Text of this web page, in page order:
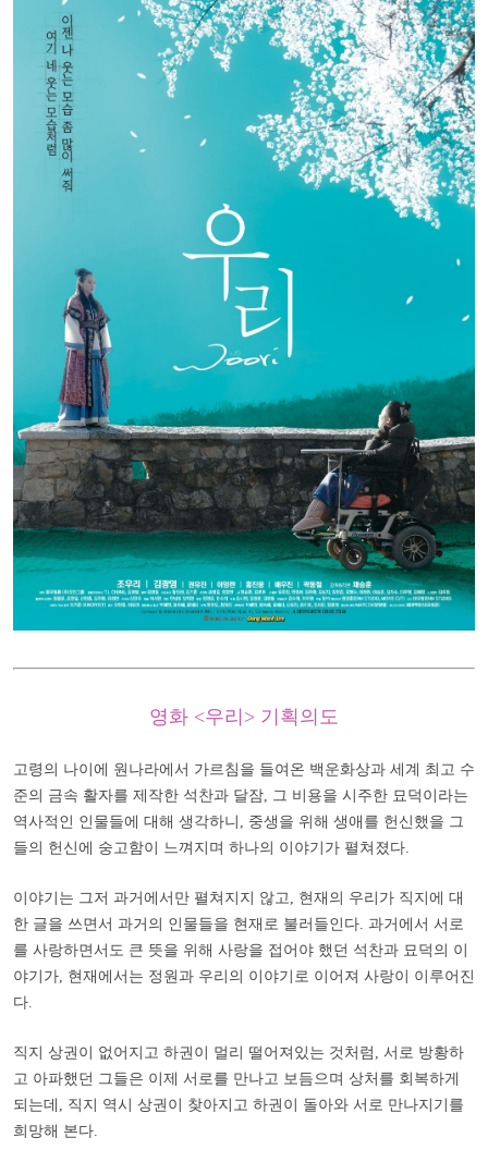
영화 <우리> 기획의도
고령의 나이에 원나라에서 가르침을 들여온 백운화상과 세계 최고 수
준의 금속 활자를 제작한 석찬과 달잠, 그 비용을 시주한 묘덕이라는
역사적인 인물들에 대해 생각하니, 중생을 위해 생애를 헌신했을 그
들의 헌신에 숭고함이 느껴지며 하나의 이야기가 펼쳐졌다.
이야기는 그저 과거에서만 펼쳐지지 않고, 현재의 우리가 직지에 대
한 글을 쓰면서 과거의 인물들을 현재로 불러들인다. 과거에서 서로
를 사랑하면서도 큰 뜻을 위해 사랑을 접어야 했던 석찬과 묘덕의 이
야기가, 현재에서는 정원과 우리의 이야기로 이어져 사랑이 이루어진
다.
직지 상권이 없어지고 하권이 멀리 떨어져있는 것처럼, 서로 방황하
고 아파했던 그들은 이제 서로를 만나고 보듬으며 상처를 회복하게
되는데, 직지 역시 상권이 찾아지고 하권이 돌아와 서로 만나지기를
희망해 본다.